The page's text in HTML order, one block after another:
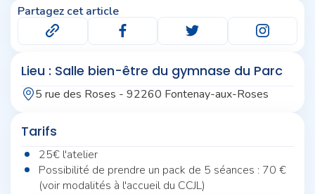
Partagez cet article
Lieu : Salle bien-être du gymnase du Parc
5 rue des Roses - 92260 Fontenay-aux-Roses
Tarifs
25€ l'atelier
Possibilité de prendre un pack de 5 séances : 70 €
(voir modalités à l'accueil du CCJL)